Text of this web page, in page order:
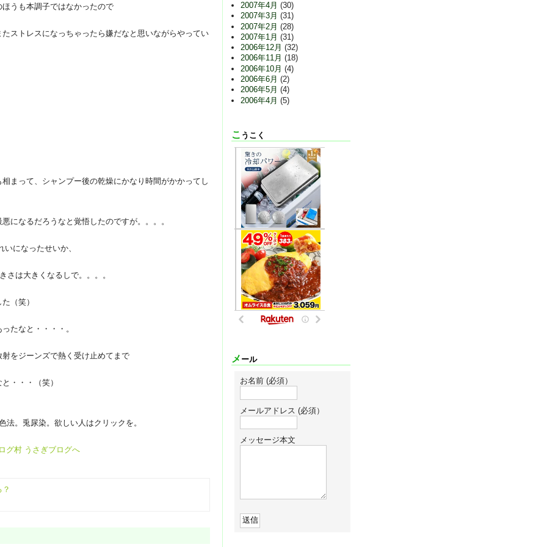
うも本調子ではなかったので
ストレスになっちゃったら嫌だなと思いながらやってい
まって、シャンプー後の乾燥にかなり時間がかかってし
になるだろうなと覚悟したのですが。。。。
になったせいか、
さは大きくなるしで。。。。
（笑）
たなと・・・・。
をジーンズで熱く受け止めてまで
・・・（笑）
法。兎尿染。欲しい人はクリックを。
2007年4月 (30)
2007年3月 (31)
2007年2月 (28)
2007年1月 (31)
2006年12月 (32)
2006年11月 (18)
2006年10月 (4)
2006年6月 (2)
2006年5月 (4)
2006年4月 (5)
こうこく
メール
お名前 (必須）
メールアドレス (必須）
メッセージ本文